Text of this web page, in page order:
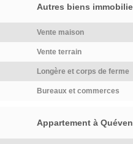
Autres biens
Vente maison
Vente terrain
Longère et corps de ferme
Bureaux et commerces
Appartement à